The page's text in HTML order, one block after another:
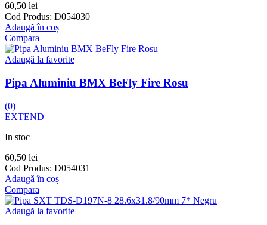
60,50 lei
Cod Produs: D054030
Adaugă în coș
Compara
Adaugă la favorite
Pipa Aluminiu BMX BeFly Fire Rosu
(0)
EXTEND
In stoc
60,50 lei
Cod Produs: D054031
Adaugă în coș
Compara
Adaugă la favorite